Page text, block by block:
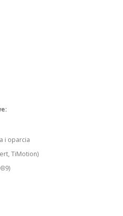
i oparcia
TiMotion)